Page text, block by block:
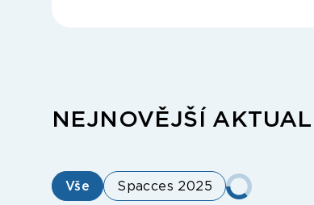
NEJNOVĚJŠÍ
Vše Spacces 2025